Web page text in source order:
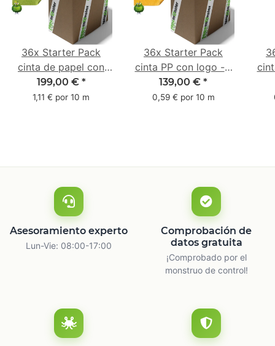
36x Starter Pack
cinta de papel con
logo - 1 color - 50
mm x 50 m - caucho
199,00 € *
1,11 € por 10 m
36x Starter Pack
cinta PP con logo - 1
color - 48 mm x 66 m
139,00 € *
0,59 € por 10 m
m
Asesoramiento experto
Lun-Vie: 08:00-17:00
Comprobación de
datos gratuita
¡Comprobado por el
monstruo de control!